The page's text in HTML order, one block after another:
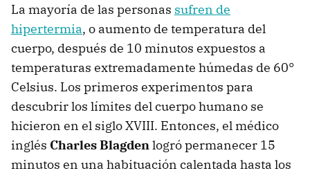
La mayoría de las personas sufren de
hipertermia, o aumento de temperatura del
cuerpo, después de 10 minutos expuestos a
temperaturas extremadamente húmedas de 60°
Celsius. Los primeros experimentos para
descubrir los límites del cuerpo humano se
hicieron en el siglo XVIII. Entonces, el médico
inglés Charles Blagdenlogró permanecer 15
minutos en una habituación calentada hasta los